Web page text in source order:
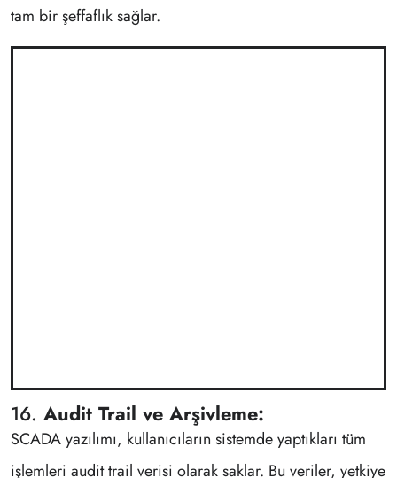
tam bir şeffaflık sağlar.
16. Audit Trail ve Arşivleme:
SCADA yazılımı, kullanıcıların sistemde yaptıkları tüm
işlemleri audit trail verisi olarak saklar. Bu veriler, yetkiye